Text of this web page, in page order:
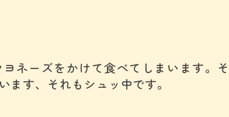
ネーズをかけて食べてしまいます。そ
ます、それもシュッ中です。